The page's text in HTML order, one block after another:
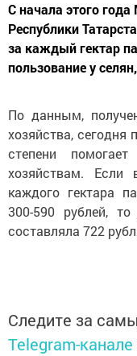
С начала этого года
Республики
за каждый гектар
пользование у
По данным,
хозяйства, сегодня
степени
хозяйствам. Если
каждого гектара
300-590 рублей,
составляла 722
Следите за
Telegram-канале